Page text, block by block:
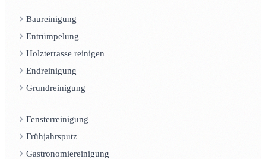
Baureinigung
Entrümpelung
Holzterrasse reinigen
Endreinigung
Grundreinigung
Fensterreinigung
Frühjahrsputz
Gastronomiereinigung